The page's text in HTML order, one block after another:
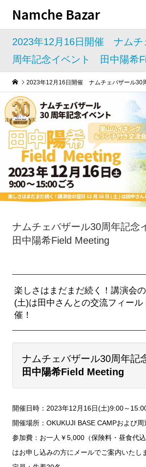
Namche Bazar
2023年12月16日開催 ナムチ
周年記念イベント 田中陽希
2023年12月16日開催 ナムチェバザール30周年記念イベン
ナムチェバザール30周年記念
田中陽希Field Meeting
楽しさはまだまだ続く！講演会
(土)は田中さんとの交流フィール
催！
ナムチェバザール30周年記
田中陽希Field Meeting
開催日時：2023年12月16日(土)9:00～
開催場所：OKUKUJI BASE CAMPおよび
参加費：お一人￥5,000（保険料・昼食代
はお申し込みの方にメールでご案内いたし